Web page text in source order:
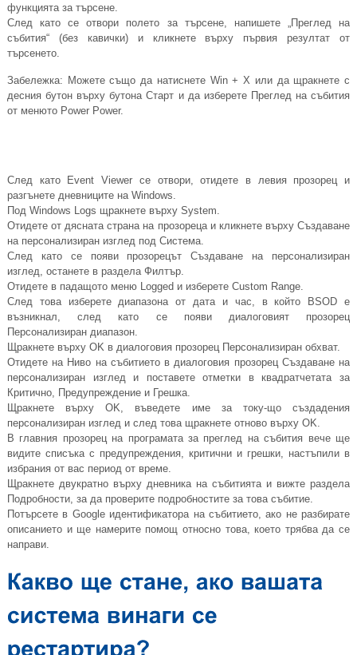
функцията за търсене.
След като се отвори полето за търсене, напишете „Преглед на
събития“ (без кавички) и кликнете върху първия резултат от
търсенето.
Забележка: Можете също да натиснете Win + X или да щракнете с
десния бутон върху бутона Старт и да изберете Преглед на събития
от менюто Power Power.
След като Event Viewer се отвори, отидете в левия прозорец и
разгънете дневниците на Windows.
Под Windows Logs щракнете върху System.
Отидете от дясната страна на прозореца и кликнете върху Създаване
на персонализиран изглед под Система.
След като се появи прозорецът Създаване на персонализиран
изглед, останете в раздела Филтър.
Отидете в падащото меню Logged и изберете Custom Range.
След това изберете диапазона от дата и час, в който BSOD е
възникнал, след като се появи диалоговият прозорец
Персонализиран диапазон.
Щракнете върху OK в диалоговия прозорец Персонализиран обхват.
Отидете на Ниво на събитието в диалоговия прозорец Създаване на
персонализиран изглед и поставете отметки в квадратчетата за
Критично, Предупреждение и Грешка.
Щракнете върху OK, въведете име за току-що създадения
персонализиран изглед и след това щракнете отново върху OK.
В главния прозорец на програмата за преглед на събития вече ще
видите списъка с предупреждения, критични и грешки, настъпили в
избрания от вас период от време.
Щракнете двукратно върху дневника на събитията и вижте раздела
Подробности, за да проверите подробностите за това събитие.
Потърсете в Google идентификатора на събитието, ако не разбирате
описанието и ще намерите помощ относно това, което трябва да се
направи.